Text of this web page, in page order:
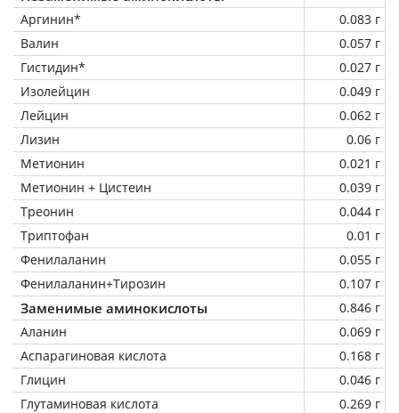
Аргинин*
0.083 г
Валин
0.057 г
Гистидин*
0.027 г
Изолейцин
0.049 г
Лейцин
0.062 г
Лизин
0.06 г
Метионин
0.021 г
Метионин + Цистеин
0.039 г
Треонин
0.044 г
Триптофан
0.01 г
Фенилаланин
0.055 г
Фенилаланин+Тирозин
0.107 г
Заменимые аминокислоты
0.846 г
Аланин
0.069 г
Аспарагиновая кислота
0.168 г
Глицин
0.046 г
Глутаминовая кислота
0.269 г